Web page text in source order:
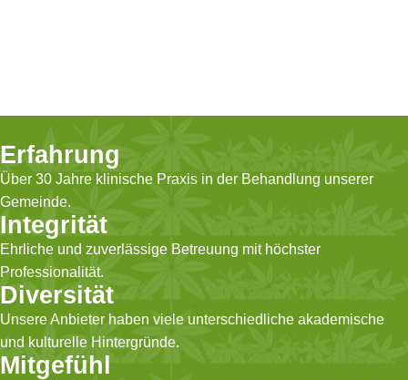
Erfahrung
Über 30 Jahre klinische Praxis in der Behandlung unserer
Gemeinde.
Integrität
Ehrliche und zuverlässige Betreuung mit höchster
Professionalität.
Diversität
Unsere Anbieter haben viele unterschiedliche akademische
und kulturelle Hintergründe.
Mitgefühl